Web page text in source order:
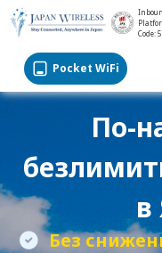
Code:
Pocket WiFi
По-
в
Без